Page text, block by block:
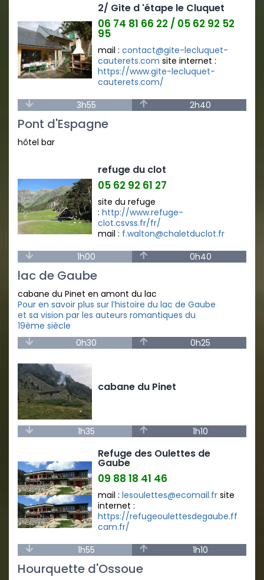
2/ Gite d 'étape le Cluquet
06 74 81 66 22 / 05 62 92 52
95
mail : contact@gite-lecluquet-
cauterets.com site internet :
https://www.gite-lecluquet-
cauterets.com/
3h55
2h40
Pont d'Espagne
hôtel bar
refuge du clot
05 62 92 61 27
site du refuge
: http://www.refuge-
clot.csvss.fr/fr/
mail : f.walton@chaletduclot.fr
1h00
0h40
lac de Gaube
cabane du Pinet en amont du lac
Pour en savoir plus sur l’histoire du lac de Gaube
et sa vision par les auteurs romantiques du
19ème siècle
0h30
0h25
cabane du Pinet
1h35 1h10
Refuge des Oulettes de
Gaube
09 88 18 41 46
mail : lesoulettes@ecomail.frsite
internet :
https://refugeoulettesdegaube.ff
cam.fr/
1h55
1h10
Hourquette d'Ossoue